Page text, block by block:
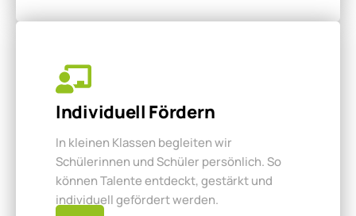
Individuell Fördern
In kleinen Klassen begleiten wir
Schülerinnen und Schüler persönlich. So
können Talente entdeckt, gestärkt und
individuell gefördert werden.